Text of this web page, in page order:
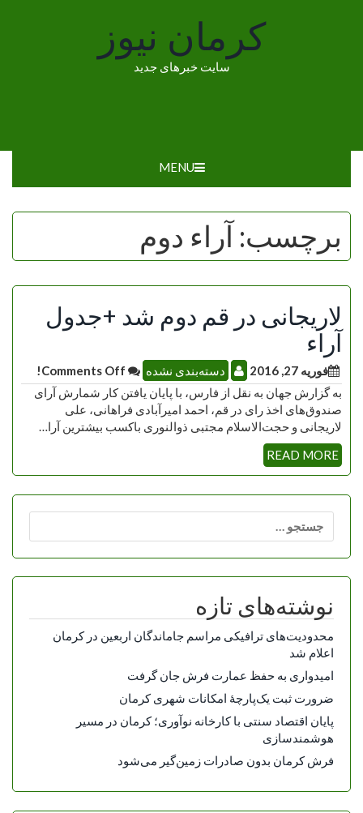
کرمان نیوز
سایت خبرهای جدید
MENU
برچسب: آراء دوم
لاریجانی در قم دوم شد +جدول
آراء
فوریه 27, 2016 دسته‌بندی نشده
به گزارش جهان به نقل از فارس، با پایان یافتن کار شمارش آرای
صندوق‌های اخذ رای در قم، احمد امیرآبادی فراهانی، علی
لاریجانی و حجت‌الاسلام مجتبی ذوالنوری باکسب بیشترین آرا…
READ MORE
برای:
نوشته‌های تازه
محدودیت‌های ترافیکی مراسم جاماندگان اربعین در کرمان
اعلام شد
امیدواری به حفظ عمارت فرش جان گرفت
ضرورت ثبت یک‌پارچۀ امکانات شهری کرمان
پایان اقتصاد سنتی با کارخانه نوآوری؛ کرمان در مسیر
هوشمندسازی
فرش کرمان بدون صادرات زمین‌گیر می‌شود